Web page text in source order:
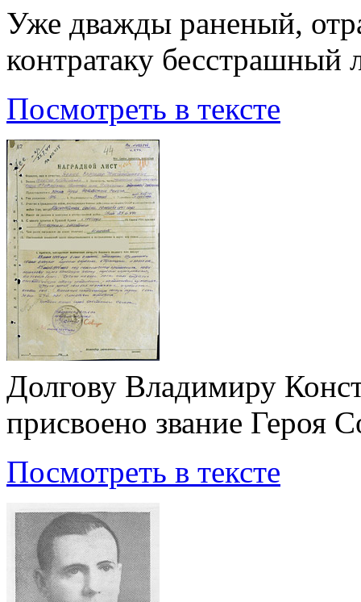
Уже дважды раненый,
контратаку бесстрашный
Посмотреть в тексте
Долгову Владимиру
присвоено звание Героя
Посмотреть в тексте